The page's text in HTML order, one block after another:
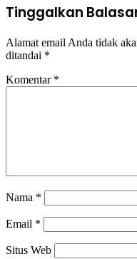
Tinggalkan
Alamat email Anda tidak
ditandai *
Komentar *
Nama *
Email *
Situs Web